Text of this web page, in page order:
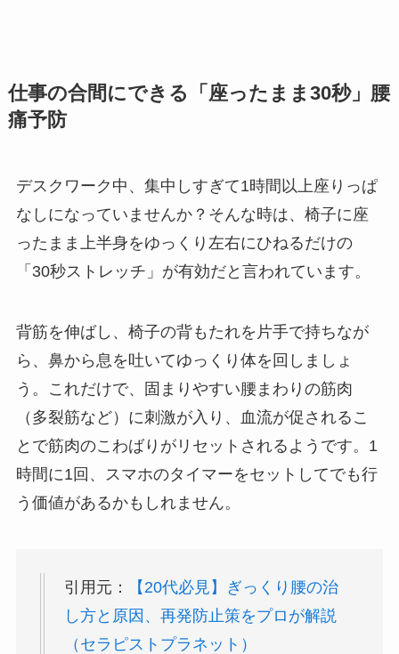
仕事の合間にできる「座ったまま30秒」腰
痛予防
デスクワーク中、集中しすぎて1時間以上座りっぱ
なしになっていませんか？そんな時は、椅子に座
ったまま上半身をゆっくり左右にひねるだけの
「30秒ストレッチ」が有効だと言われています。
背筋を伸ばし、椅子の背もたれを片手で持ちなが
ら、鼻から息を吐いてゆっくり体を回しましょ
う。これだけで、固まりやすい腰まわりの筋肉
（多裂筋など）に刺激が入り、血流が促されるこ
とで筋肉のこわばりがリセットされるようです。1
時間に1回、スマホのタイマーをセットしてでも行
う価値があるかもしれません。
引用元：
【20代必見】ぎっくり腰の治
し方と原因、再発防止策をプロが解説
（セラピストプラネット）